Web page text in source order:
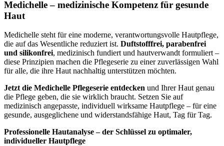
Medichelle – medizinische Kompetenz für gesunde
Haut
Medichelle steht für eine moderne, verantwortungsvolle Hautpflege,
die auf das Wesentliche reduziert ist. Duftstofffrei, parabenfrei
und silikonfrei, medizinisch fundiert und hautverwandt formuliert –
diese Prinzipien machen die Pflegeserie zu einer zuverlässigen Wahl
für alle, die ihre Haut nachhaltig unterstützen möchten.
Jetzt die Medichelle Pflegeserie entdecken und Ihrer Haut genau
die Pflege geben, die sie wirklich braucht. Setzen Sie auf
medizinisch angepasste, individuell wirksame Hautpflege – für eine
gesunde, ausgeglichene und widerstandsfähige Haut, Tag für Tag.
Professionelle Hautanalyse – der Schlüssel zu optimaler,
individueller Hautpflege